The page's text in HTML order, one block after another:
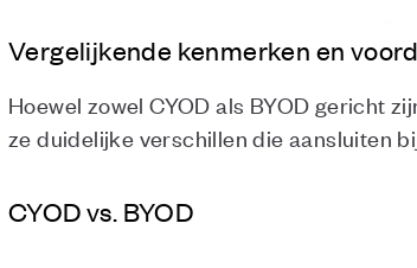
Vergelijkende kenmerken en
Hoewel zowel CYOD als BYOD gericht
ze duidelijke verschillen die aansluiten
CYOD vs. BYOD